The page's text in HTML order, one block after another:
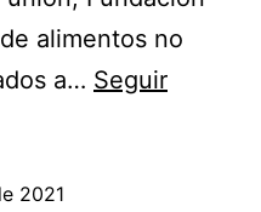
alimentos no
a… Seguir
2021